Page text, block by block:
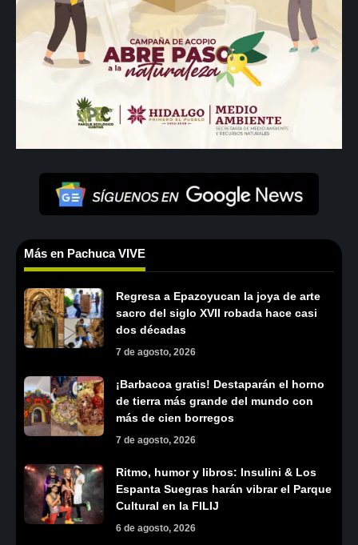
Más en Pachuca VIVE
Regresa a Epazoyucan la joya de arte
sacro del siglo XVII robada hace casi
dos décadas
7 de agosto, 2026
¡Barbacoa gratis! Destaparán el horno
de tierra más grande del mundo con
más de cien borregos
7 de agosto, 2026
Ritmo, humor y libros: Insulini & Los
Espanta Suegras harán vibrar el Parque
Cultural en la FILIJ
6 de agosto, 2026